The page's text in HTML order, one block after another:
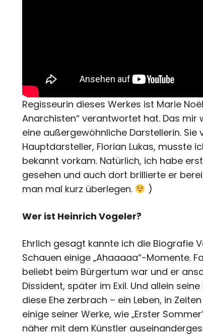
Regisseurin dieses Werkes ist Marie
Anarchisten“ verantwortet hat. Das
eine außergewöhnliche Darstellerin.
Hauptdarsteller, Florian Lukas, musste
bekannt vorkam. Natürlich, ich habe
gesehen und auch dort brillierte er
man mal kurz überlegen.
)
Wer ist Heinrich Vogeler?
Ehrlich gesagt kannte ich die Biografie
Schauen einige „Ahaaaaa“-Momente.
beliebt beim Bürgertum war und er
Dissident, später im Exil. Und allein
diese Ehe zerbrach – ein Leben, in
einige seiner Werke, wie „Erster
näher mit dem Künstler